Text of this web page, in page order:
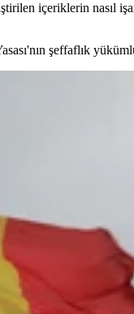
içeriklerin nasıl
şeffaflık